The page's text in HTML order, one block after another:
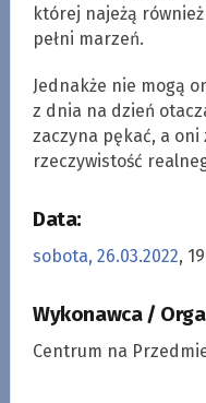
której najeżą
pełni marzeń.
Jednakże nie mogą
z dnia na dzień
zaczyna pękać, a
rzeczywistość
Data:
sobota, 26.03.2022,
Wykonawca /
Centrum na